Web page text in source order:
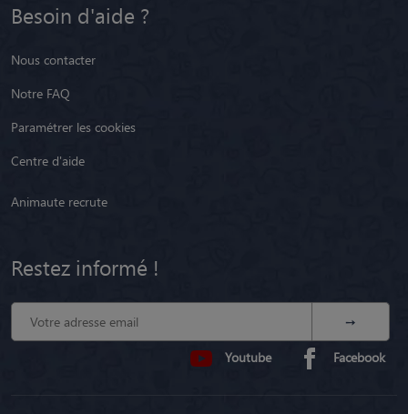
Besoin d'aide ?
Nous contacter
Notre FAQ
Paramétrer les cookies
Centre d'aide
Animaute recrute
Restez informé !
Youtube Facebook